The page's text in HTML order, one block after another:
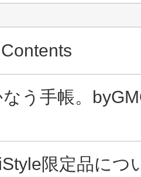
う手帳。
限定品につ